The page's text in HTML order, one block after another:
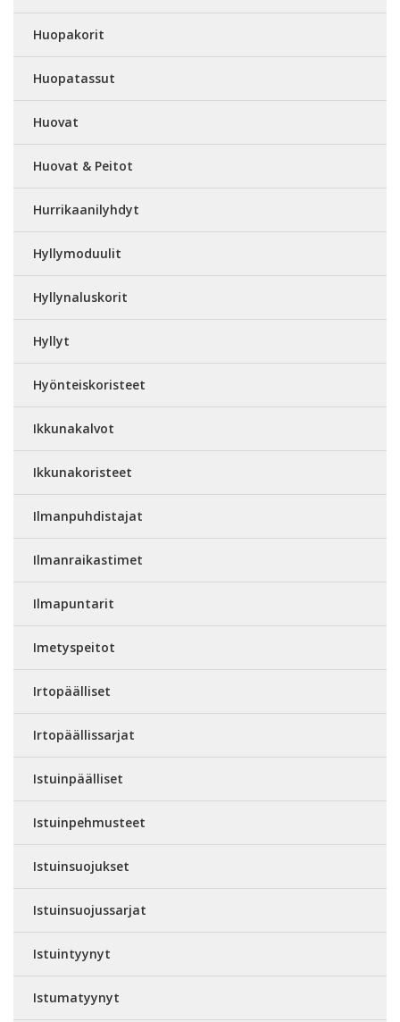
Huopakorit
Huopatassut
Huovat
Huovat & Peitot
Hurrikaanilyhdyt
Hyllymoduulit
Hyllynaluskorit
Hyllyt
Hyönteiskoristeet
Ikkunakalvot
Ikkunakoristeet
Ilmanpuhdistajat
Ilmanraikastimet
Ilmapuntarit
Imetyspeitot
Irtopäälliset
Irtopäällissarjat
Istuinpäälliset
Istuinpehmusteet
Istuinsuojukset
Istuinsuojussarjat
Istuintyynyt
Istumatyynyt